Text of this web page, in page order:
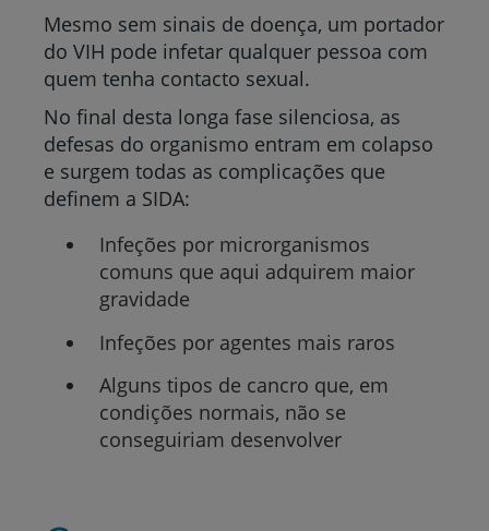
Mesmo sem sinais de doença, um portador
do VIH pode infetar qualquer pessoa com
quem tenha contacto sexual.
No final desta longa fase silenciosa, as
defesas do organismo entram em colapso
e surgem todas as complicações que
definem a SIDA:
Infeções por microrganismos
comuns que aqui adquirem maior
gravidade
Infeções por agentes mais raros
Alguns tipos de cancro que, em
condições normais, não se
conseguiriam desenvolver